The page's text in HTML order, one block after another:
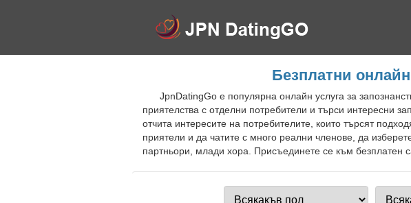
Безплатни
JpnDatingGo е популярна онлайн услуга за
приятелства с отделни потребители и търси интересни
отчита интересите на потребителите, които търсят
приятели и да чатите с много реални членове, да
партньори, млади хора. Присъединете се към безплатен